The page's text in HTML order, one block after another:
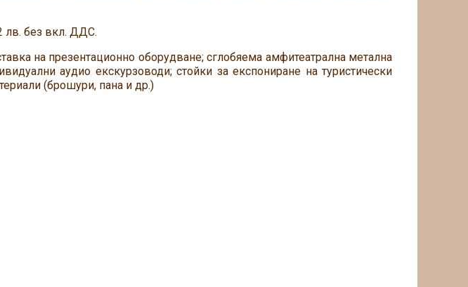
лв. без вкл. ДДС.
на презентационно оборудване; сглобяема амфитеатрална метална
аудио екскурзоводи; стойки за експониране на туристически
(брошури, пана и др.)